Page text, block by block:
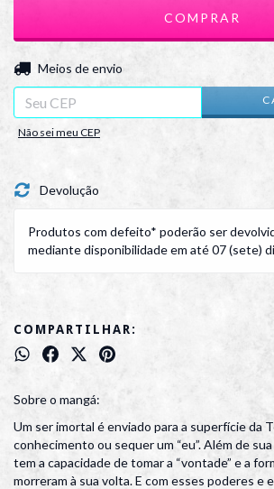
Entregas para o CEP:
Meios de envio
Não sei meu CEP
Devolução
Produtos com defeito* poderão ser
mediante disponibilidade em até 07 (sete)
COMPARTILHAR:
Sobre o mangá:
Um ser imortal é enviado para a superfície da
conhecimento ou sequer um “eu”. Além de
tem a capacidade de tomar a “vontade” e a
morreram à sua volta. E com esses poderes e